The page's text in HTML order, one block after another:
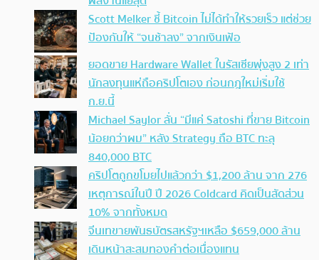
Scott Melker ชี้ Bitcoin ไม่ได้ทำให้รวยเร็ว แต่ช่วย
ป้องกันให้ “จนช้าลง” จากเงินเฟ้อ
ยอดขาย Hardware Wallet ในรัสเซียพุ่งสูง 2 เท่า
นักลงทุนแห่ถือคริปโตเอง ก่อนกฎใหม่เริ่มใช้
ก.ย.นี้
Michael Saylor ลั่น “มีแค่ Satoshi ที่ขาย Bitcoin
น้อยกว่าผม” หลัง Strategy ถือ BTC ทะลุ
840,000 BTC
คริปโตถูกขโมยไปแล้วกว่า $1,200 ล้าน จาก 276
เหตุการณ์ในปี ปี 2026 Coldcard คิดเป็นสัดส่วน
10% จากทั้งหมด
จีนเทขายพันธบัตรสหรัฐฯเหลือ $659,000 ล้าน
เดินหน้าสะสมทองคำต่อเนื่องแทน